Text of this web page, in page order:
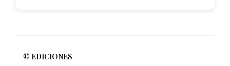
© EDICIONES